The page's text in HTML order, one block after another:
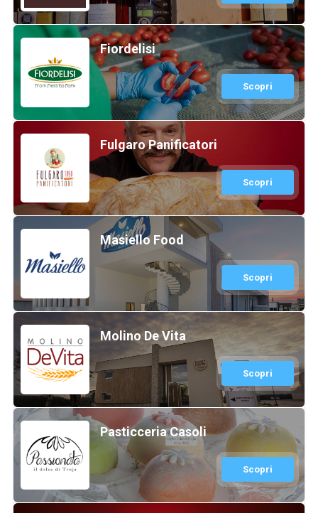
Fiordelisi
Scopri
Fulgaro Panificatori
Scopri
Masiello Food
Scopri
Molino De Vita
Scopri
Pasticceria Casoli
Scopri